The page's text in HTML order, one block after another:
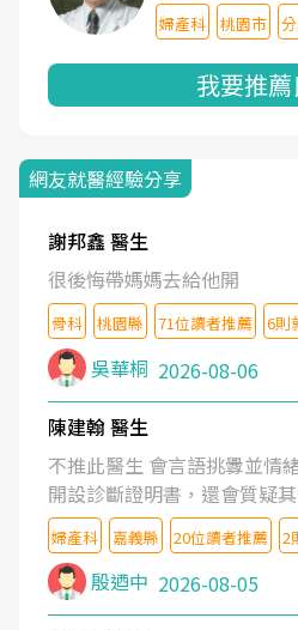
婦產科 桃園市
我要推
網友就醫經驗分享
謝邦鑫 醫生
很後悔帶媽媽去給他開
骨科 桃園縣 71位讀者推薦 6則
吳華桐 2026-08-06
陳建翰 醫生
不推此醫生 會言語挑釁並情
開設診斷證明書，還會質疑
婦產科 嘉義縣 20位讀者推薦 2
殷迺中 2026-08-05